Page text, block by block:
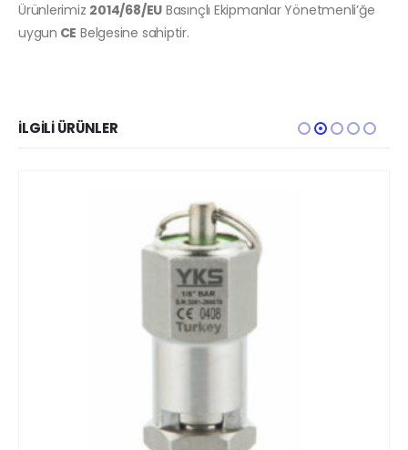
Ürünlerimiz 2014/68/EU Basınçlı Ekipmanlar Yönetmenli’ğe
uygun CE Belgesine sahiptir.
İLGILI ÜRÜNLER